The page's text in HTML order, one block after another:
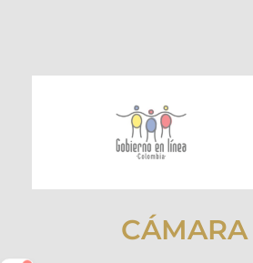
CÁMARA